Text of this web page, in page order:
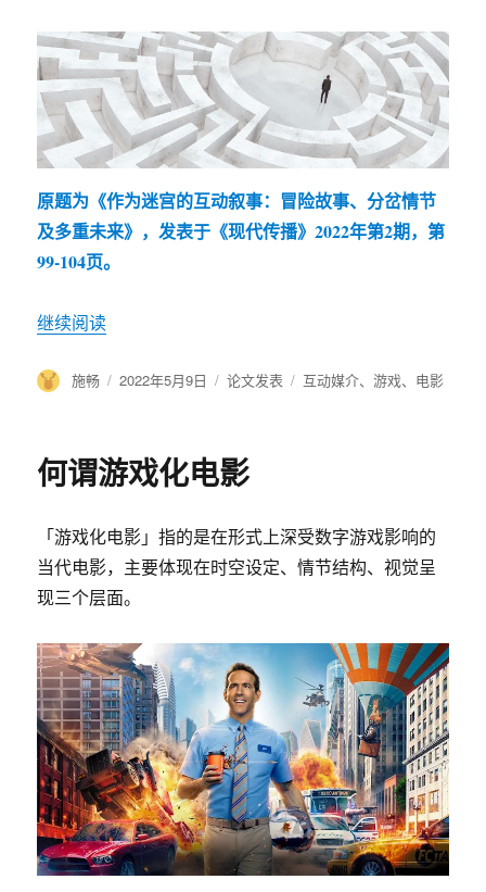
原题为《作为迷宫的互动叙事：冒险故事、分岔情节
及多重未来》，发表于《现代传播》2022年第2期，第
99-104页。
继续阅读
作
施畅
发
2022年5月9日
分
论文发表
标
互动媒介、游戏、 电影
何谓游戏化电影
「游戏化电影」指的是在形式上深受数字游戏影响的
当代电影，主要体现在时空设定、情节结构、视觉呈
现三个层面。